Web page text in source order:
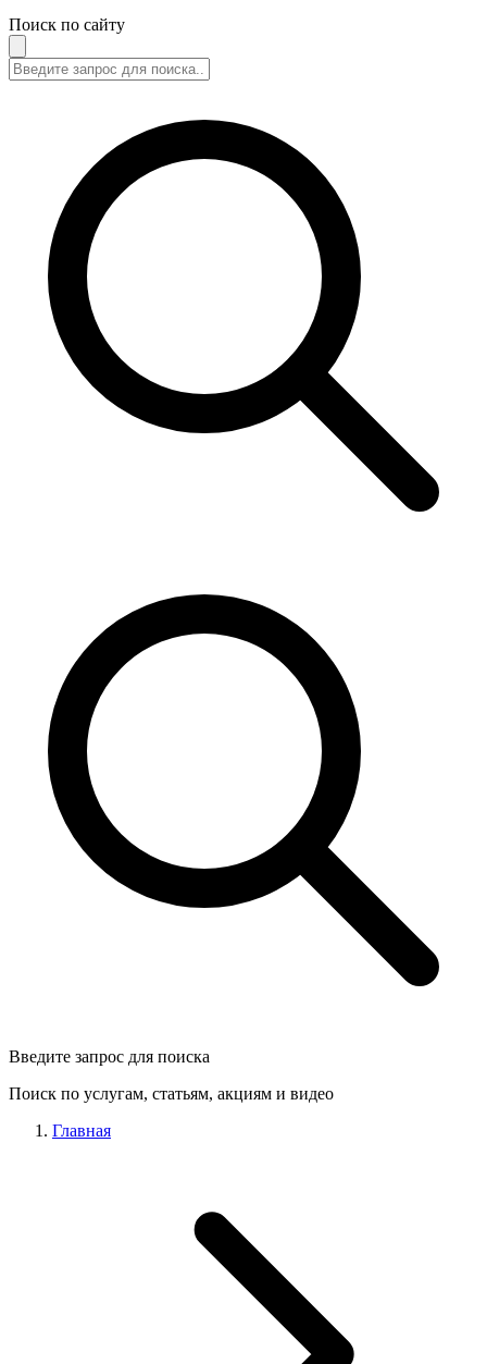
Поиск по сайту
Введите запрос для поиска
Поиск по услугам, статьям, акциям и видео
Главная